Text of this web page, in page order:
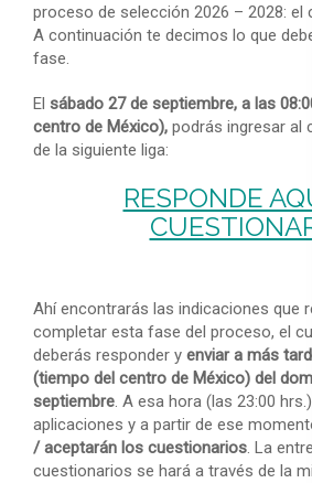
proceso de selección 2026 – 2028: el
A continuación te decimos lo que
fase.
El sábado 27 de septiembre, a las
centro de México), podrás ingresar al
de la siguiente liga:
RESPONDE
Ahí encontrarás las indicaciones que
completar esta fase del proceso, el
deberás responder y enviar a más
(tiempo del centro de México) del
septiembre. A esa hora (las 23:00
aplicaciones y a partir de ese
/ aceptarán los cuestionarios. La
cuestionarios se hará a través de la